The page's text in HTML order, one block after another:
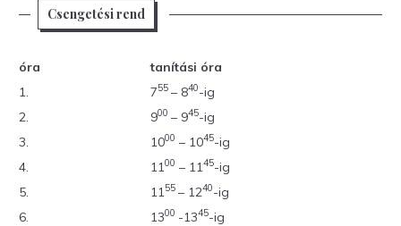
Csengetési rend
óra
tanítási óra
1.
755 – 840-ig
2.
900 – 945-ig
3.
1000 – 1045-ig
4.
1100 – 1145-ig
5.
1155 – 1240-ig
6.
1300 -1345-ig